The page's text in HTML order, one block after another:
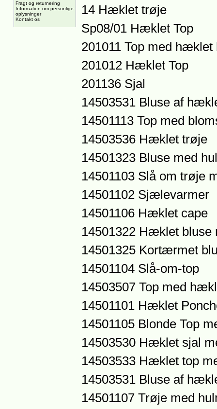
Fragt og returnering
Information om personlige
oplysninger
Kontakt os
14 Hæklet trøje
Sp08/01 Hæklet Top
201011 Top med hæklet
201012 Hæklet Top
201136 Sjal
14503531 Bluse af
14501113 Top med
14503536 Hæklet trøje
14501323 Bluse med
14501103 Slå om trøje
14501102 Sjælevarmer
14501106 Hæklet cape
14501322 Hæklet
14501325 Kortærmet
14501104 Slå-om-top
14503507 Top med
14501101 Hæklet
14501105 Blonde Top
14503530 Hæklet sjal
14503533 Hæklet top
14503531 Bluse af
14501107 Trøje med